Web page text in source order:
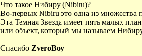
Что такое Нибиру (Nibiru)?
Во-первых Nibiru это одна из множества
Эта Темная Звезда имеет пять малых
или объект, который мы называем
Спасибо ZveroBoy